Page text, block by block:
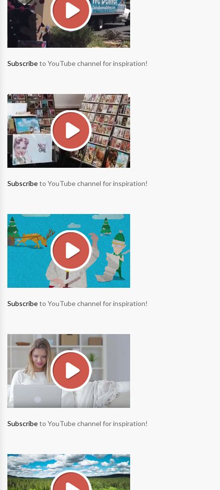
Subscribeto YouTube channel for inspiration!
Subscribeto YouTube channel for inspiration!
Subscribeto YouTube channel for inspiration!
Subscribeto YouTube channel for inspiration!